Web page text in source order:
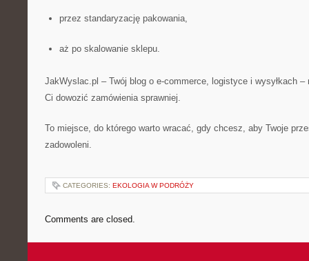
przez standaryzację pakowania,
aż po skalowanie sklepu.
JakWyslac.pl – Twój blog o e-commerce, logistyce i wysyłkach –
Ci dowozić zamówienia sprawniej.
To miejsce, do którego warto wracać, gdy chcesz, aby Twoje
zadowoleni.
CATEGORIES: EKOLOGIA W PODRÓŻY
Comments are closed.